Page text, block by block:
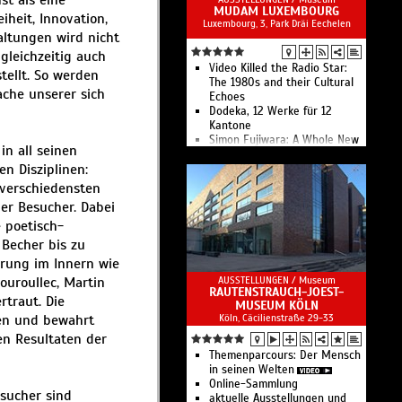
Innovation,
wird nicht
auch
So werden
unserer sich
all seinen
Disziplinen:
Besucher. Dabei
poetisch-
bis zu
im Innern wie
Martin
Die
und bewahrt
Resultaten der
sind
Perspektiven auf Literatur
Shilpa Gupta. What Still Holds
Skandal! Hermione von
Preuschen und der Mors
Imperator
Schicksal in den Sternen. Die
Anfänge des Tierkreises
Brancusi
Ghostbuster: Zhong Kui, der
Geisterjäger. Hier zum Schutz
Giulia Andreani: Sabotage
Saâdane Afif: Five Preludes
Die Pazzi-Verschwörung
Zeitreise ins alte
Tiergartenviertel
Die Ziguangge: Halle des
Purpurglanzes
Ausstellungseröffnung:
Fokus Schinkel. Ein Blick auf
Leben und Werk
Ausstellungseröffnung:Haus
Lemke - Die Möbel von Mies
van der Rohe und Lilly Reich
Sammlungsintervention im
Münzkabinett zum 250.
Unabhängigkeitstag der USA
Tür zur Geschichte
MUDAM LUXEMBOURG
Luxembourg, 3, Park Dräi Eechelen
Video Killed the Radio Star:
The 1980s and their Cultural
Echoes
Dodeka, 12 Werke für 12
Kantone
Simon Fujiwara: A Whole New
Igshaan Adams: Between
Then and Now
Seven Paintings – Seven
Encounters: Highlights aus
der Mudam Sammlung
Mudam Sammlung
Mudamstore
Museum für moderne Kunst
AUSSTELLUNGEN / Museum
RAUTENSTRAUCH-JOEST-
MUSEUM KÖLN
Köln, Cäcilienstraße 29-33
Themenparcours: Der Mensch
in seinen Welten
Online-Sammlung
aktuelle Ausstellungen und